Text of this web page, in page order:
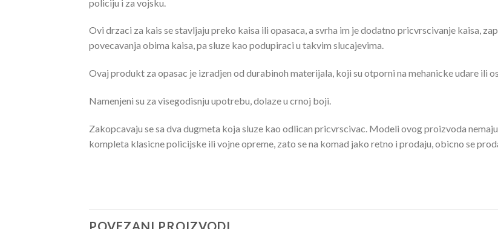
policiju i za vojsku.
Ovi drzaci za kais se stavljaju preko kaisa ili opasaca, a svrha im je dodatno pricvrscivanje kaisa,
povecavanja obima kaisa, pa sluze kao podupiraci u takvim slucajevima.
Ovaj produkt za opasac je izradjen od durabinoh materijala, koji su otporni na mehanicke udare ili
Namenjeni su za visegodisnju upotrebu, dolaze u crnoj boji.
Zakopcavaju se sa dva dugmeta koja sluze kao odlican pricvrscivac. Modeli ovog proizvoda
kompleta klasicne policijske ili vojne opreme, zato se na komad jako retno i prodaju, obicno se